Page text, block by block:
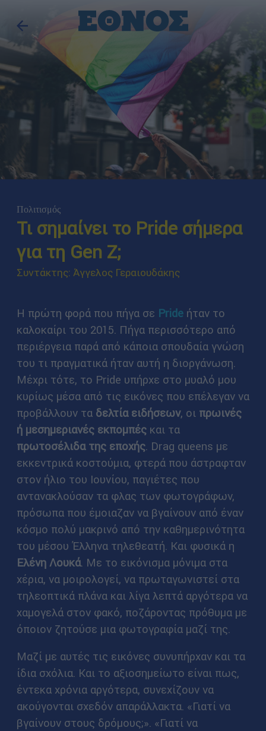
Πολιτισμός
Τι σημαίνει το Pride σήμερα
για τη Gen Z;
Συντάκτης: Άγγελος Γεραιουδάκης
Η πρώτη φορά που πήγα σε Prideήταν το
καλοκαίρι του 2015. Πήγα περισσότερο από
περιέργεια παρά από κάποια σπουδαία γνώση
του τι πραγματικά ήταν αυτή η διοργάνωση.
Μέχρι τότε, το Pride υπήρχε στο μυαλό μου
κυρίως μέσα από τις εικόνες που επέλεγαν να
προβάλλουν τα δελτία ειδήσεων, οι πρωινές
ή μεσημεριανές εκπομπέςκαι τα
πρωτοσέλιδα της εποχής. Drag queens με
εκκεντρικά κοστούμια, φτερά που άστραφταν
στον ήλιο του Ιουνίου, παγιέτες που
αντανακλούσαν τα φλας των φωτογράφων,
πρόσωπα που έμοιαζαν να βγαίνουν από έναν
κόσμο πολύ μακρινό από την καθημερινότητα
του μέσου Έλληνα τηλεθεατή. Και φυσικά η
Ελένη Λουκά. Με το εικόνισμα μόνιμα στα
χέρια, να μοιρολογεί, να πρωταγωνιστεί στα
τηλεοπτικά πλάνα και λίγα λεπτά αργότερα να
χαμογελά στον φακό, ποζάροντας πρόθυμα με
όποιον ζητούσε μια φωτογραφία μαζί της.
Μαζί με αυτές τις εικόνες συνυπήρχαν και τα
ίδια σχόλια. Και το αξιοσημείωτο είναι πως,
έντεκα χρόνια αργότερα, συνεχίζουν να
ακούγονται σχεδόν απαράλλακτα. «Γιατί να
βγαίνουν στους δρόμους;». «Γιατί να